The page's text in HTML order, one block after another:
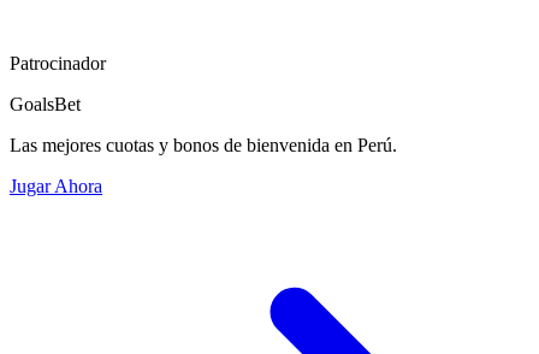
Patrocinador
GoalsBet
Las mejores cuotas y bonos de bienvenida en Perú.
Jugar Ahora